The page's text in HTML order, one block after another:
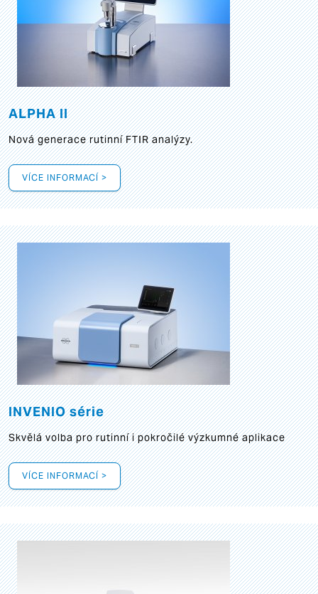
ALPHA II
Nová generace rutinní FTIR analýzy.
VÍCE INFORMACÍ >
INVENIO série
Skvělá volba pro rutinní i pokročilé výzkumné aplikace
VÍCE INFORMACÍ >